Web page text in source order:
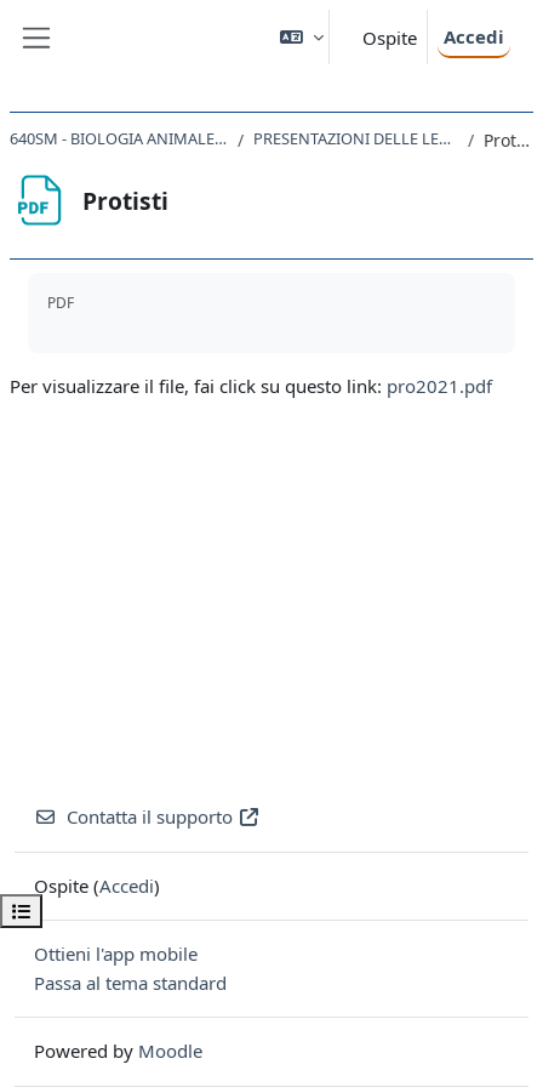
Ospite Accedi
Apri indice del corso
640SM - BIOLOGIA ANIMALE 2020 PRESENTAZIONI DELLE LEZIONI Protisti
Protisti
PDF
Per visualizzare il file, fai click su questo link: pro2021.pdf
Contatta il supporto
Ospite (Accedi)
Ottieni l'app mobile
Passa al tema standard
Powered by Moodle